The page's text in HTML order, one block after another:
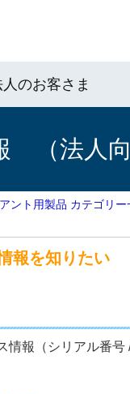
のお客さま
（法人
ント用製品 カテゴリー
報を知りたい
情報（シリアル番